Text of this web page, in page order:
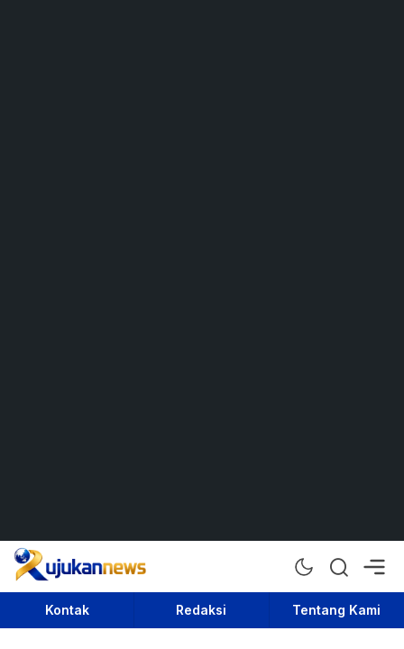
Rujukan News
Satu Rujukan Sejuta Informasi
Kontak Redaksi Tentang Kami